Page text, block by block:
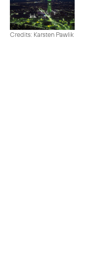
Credits: Karsten Pawlik